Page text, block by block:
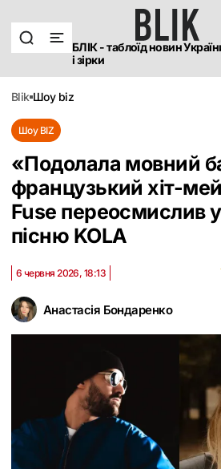
БЛІК - таблоїд новин
і зірки
blik шоу biz
Шоу BIZ
«Подолала мовний
французький хіт-
Fuse переосмислив
пісню KOLA
Анастасія Бондаренко
6 червня 2026, 18:13